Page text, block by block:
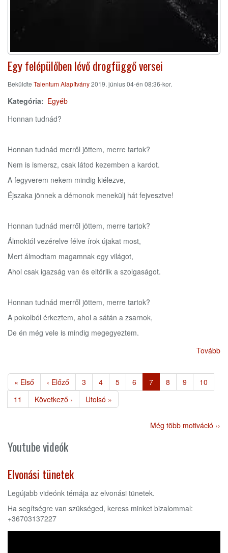
Egy felépülőben lévő drogfüggő versei
Beküldte Talentum Alapítvány2019. június 04-én 08:36-kor.
Kategória
Egyéb
Honnan tudnád?
Honnan tudnád merről jöttem, merre tartok?
Nem is ismersz, csak látod kezemben a kardot.
A fegyverem nekem mindig kiélezve,
Éjszaka jönnek a démonok menekülj hát fejvesztve!
Honnan tudnád merről jöttem, merre tartok?
Álmoktól vezérelve félve írok újakat most,
Mert álmodtam magamnak egy világot,
Ahol csak igazság van és eltörlik a szolgaságot.
Honnan tudnád merről jöttem, merre tartok?
A pokolból érkeztem, ahol a sátán a zsarnok,
De én még vele is mindig megegyeztem.
Tovább
Oldalszámozás
Első
oldal
« Első
Előző
oldal
‹ Előző Page
3 Page
4 Page
5 Page
6
Jelenlegi
oldal
7 Page
8 Page
9 Page
10
Page
11
Következő
oldal
Következő ›
Utolsó
oldal
Utolsó »
Még több motiváció ››
Youtube videók
Elvonási tünetek
Legújabb videónk témája az elvonási tünetek.
Ha segítségre van szükséged, keress minket bizalommal:
+36703137227